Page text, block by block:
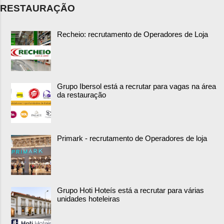
RESTAURAÇÃO
Recheio: recrutamento de Operadores de Loja
Grupo Ibersol está a recrutar para vagas na área
da restauração
Primark - recrutamento de Operadores de loja
Grupo Hoti Hoteís está a recrutar para várias
unidades hoteleiras